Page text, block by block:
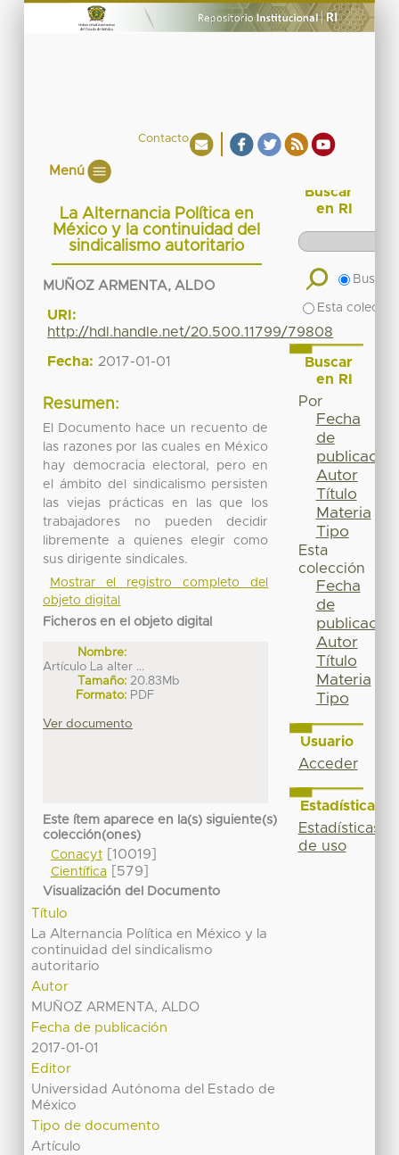
Contacto
Menú
La Alternancia Política en
México y la continuidad del
sindicalismo autoritario
MUÑOZ ARMENTA, ALDO
URI:
http://hdl.handle.net/20.500.11799/79808
Fecha: 2017-01-01
Resumen:
El Documento hace un recuento de
las razones por las cuales en México
hay democracia electoral, pero en
el ámbito del sindicalismo persisten
las viejas prácticas en las que los
trabajadores no pueden decidir
libremente a quienes elegir como
sus dirigente sindicales.
Mostrar el registro completo del
objeto digital
Ficheros en el objeto digital
Nombre:
Artículo La alter ...
Tamaño: 20.83Mb
Formato: PDF
Ver documento
Este ítem aparece en la(s) siguiente(s)
colección(ones)
Conacyt[10019]
Científica[579]
Visualización del Documento
Título
La Alternancia Política en México y la
continuidad del sindicalismo
autoritario
Autor
MUÑOZ ARMENTA, ALDO
Fecha de publicación
2017-01-01
Editor
Universidad Autónoma del Estado de
México
Tipo de documento
Artículo
Buscar
en RI
Buscar
Esta
Buscar
en RI
Por
Fecha
de
publicación
Autor
Título
Materia
Tipo
Esta
colección
Fecha
de
publicación
Autor
Título
Materia
Tipo
Usuario
Acceder
Estadísticas
Estadísticas
de uso